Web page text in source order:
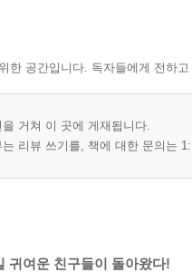
한 공간입니다. 독자들에게 전하
거쳐 이 곳에 게재됩니다.
리뷰 쓰기를, 책에 대한 문의는
귀여운 친구들이 돌아왔다!